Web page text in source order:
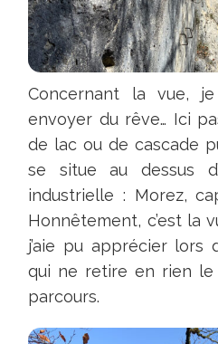
Concernant la vue,
envoyer du rêve… Ici
de lac ou de cascade
se situe au dessus
industrielle : Morez,
Honnêtement, c’est la
j’aie pu apprécier lors
qui ne retire en rien
parcours.